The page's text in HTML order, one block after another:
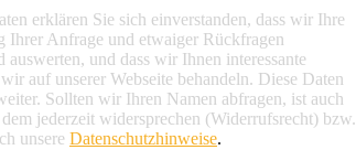
erklären Sie sich einverstanden, dass wir Ihre
Anfrage und etwaiger Rückfragen
und dass wir Ihnen interessante
auf unserer Webseite behandeln. Diese Daten
Sollten wir Ihren Namen abfragen, ist auch
jederzeit widersprechen (Widerrufsrecht) bzw.
unsere Datenschutzhinweise.